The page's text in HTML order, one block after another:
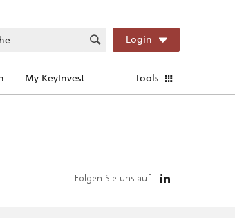
Login
My KeyInvest Tools
Folgen Sie uns auf